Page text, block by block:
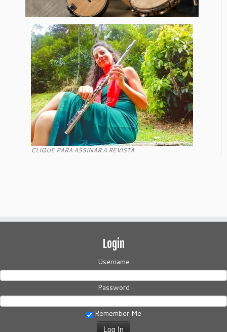
CLIQUE PARA ASSINAR A REVISTA
Login
Username
Password
Remember Me